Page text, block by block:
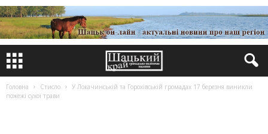
Головна Стисло
У Локачинській та Горохівській громадах 17 березня виникли
пожежі сухої трави